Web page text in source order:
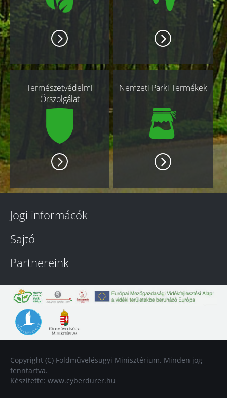
Természetvédelmi
Őrszolgálat
Nemzeti Parki Termékek
Jogi informácók
Sajtó
Partnereink
Copyright (C) Földművelésügyi Minisztérium. Minden jog
fenntartva.
Készítette: www.cyberdurer.hu